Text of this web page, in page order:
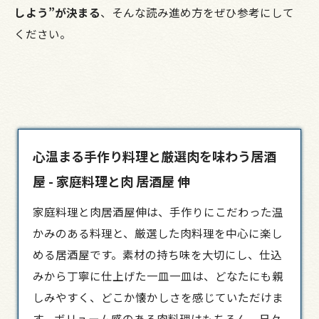
しよう”が決まる、そんな読み進め方をぜひ参考にして
ください。
心温まる手作り料理と厳選肉を味わう居酒
屋 - 家庭料理と肉 居酒屋 伸
家庭料理と肉居酒屋伸は、手作りにこだわった温
かみのある料理と、厳選した肉料理を中心に楽し
める居酒屋です。素材の持ち味を大切にし、仕込
みから丁寧に仕上げた一皿一皿は、どなたにも親
しみやすく、どこか懐かしさを感じていただけま